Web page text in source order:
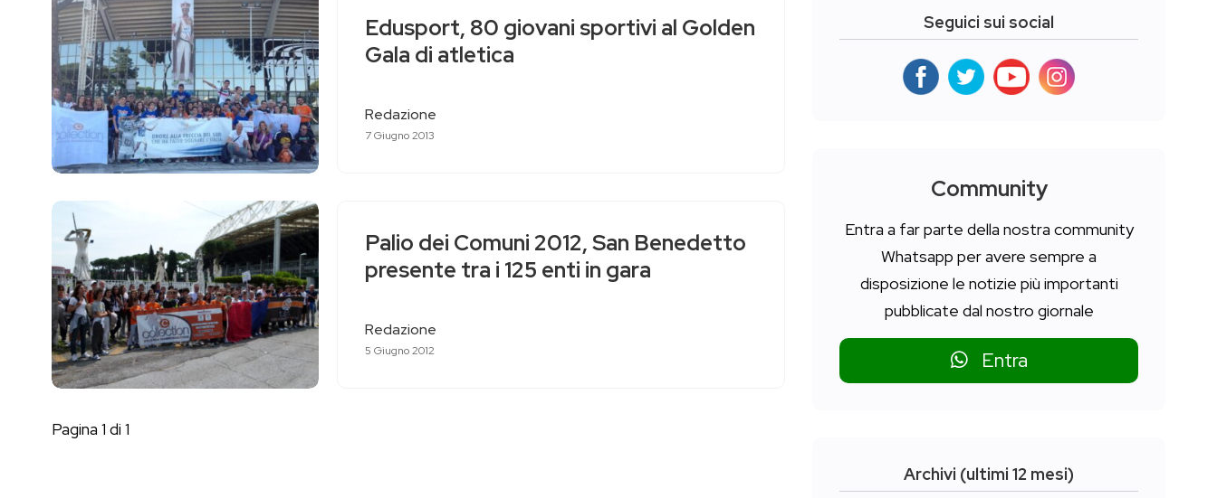
Edusport, 80 giovani sportivi al Golden
Gala di atletica
Redazione
7 Giugno 2013
Palio dei Comuni 2012, San Benedetto
presente tra i 125 enti in gara
Redazione
5 Giugno 2012
Pagina 1 di 1
Seguici sui social
Community
Entra a far parte della nostra community
Whatsapp per avere sempre a
disposizione le notizie più importanti
pubblicate dal nostro giornale
Entra
Archivi (ultimi 12 mesi)